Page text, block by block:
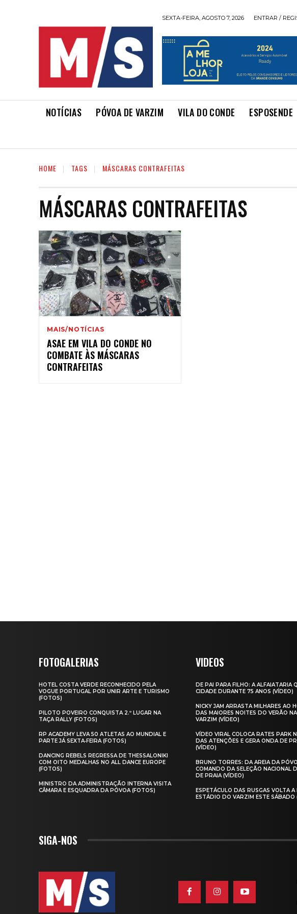
SEXTA-FEIRA, AGOSTO 7, 2026 ENTRAR /
NOTÍCIAS PÓVOA DE VARZIM VILA DO CONDE ESPOSENDE
HOME TAGS MÁSCARAS CONTRAFEITAS
MÁSCARAS CONTRAFEITAS
MAIS/NOTÍCIAS
ASAE EM VILA DO CONDE NO
COMBATE ÀS MÁSCARAS
CONTRAFEITAS
FOTOGALERIAS
HOTEL COSTA VERDE RECONHECIDO PELA
VOGUE PORTUGAL POR UNIR ARTE E TURISMO
(FOTOS)
PILOTO POVEIRO CONQUISTA 2.º LUGAR NA
TAÇA RALLY (FOTOS)
RP ACADEMY LEVA 50 ATLETAS AO MUNDIAL E
PARTE JÁ SEXTA‑FEIRA (FOTOS)
DANCING REBELS REGRESSA DE THESSALONIKI
COM OITO MEDALHAS NO ALL DANCE EUROPE
(FOTOS)
MINISTRO DA ADMINISTRAÇÃO INTERNA VISITA
CÂMARA E ESQUADRA DA PÓVOA (FOTOS)
VIDEOS
DE PAI PARA FILHO: A ALFAIATARIA
CIDADE DURANTE 75 ANOS (VÍDEO)
NICKY JAM ARRASTA MILHARES AO
DAS MAIORES NOITES DO VERÃO
VARZIM (VÍDEO)
VÍDEO VIRAL COLOCA RATES PARK
DAS ATENÇÕES E GERA ONDA DE
(VÍDEO)
BRUNO TORRES: DA AREIA DA
COMANDO DA SELEÇÃO NACIONAL
DE PRAIA (VÍDEO)
ESPETÁCULO DAS RUSGAS VOLTA A
ESTÁDIO DO VARZIM ESTE SÁBADO
SIGA-NOS